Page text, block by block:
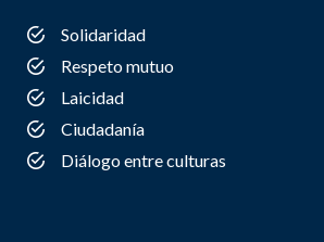
Solidaridad
Respeto mutuo
Laicidad
Ciudadanía
Diálogo entre culturas